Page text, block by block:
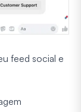
feed social e